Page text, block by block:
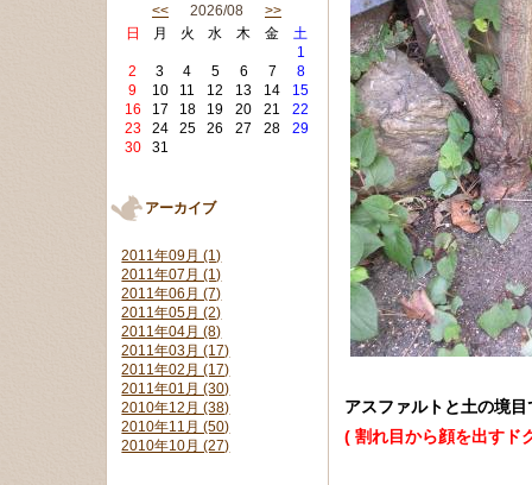
アスファルトと土の境
( 割れ目から顔を出すド
<< 2026/08 >>
日
月 火 水 木 金
土
1
2
3 4 5 6 7
8
9
10 11 12 13 14
15
16
17 18 19 20 21
22
23
24 25 26 27 28
29
30
31
アーカイブ
2011年09月 (1)
2011年07月 (1)
2011年06月 (7)
2011年05月 (2)
2011年04月 (8)
2011年03月 (17)
2011年02月 (17)
2011年01月 (30)
2010年12月 (38)
2010年11月 (50)
2010年10月 (27)